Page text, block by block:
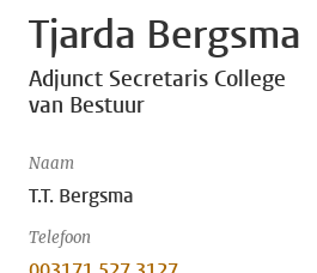
Tjarda Bergsma
Adjunct Secretaris College
van Bestuur
Naam
T.T. Bergsma
Telefoon